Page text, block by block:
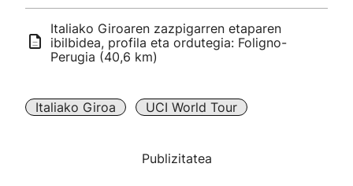
Italiako Giroaren zazpigarren etaparen
ibilbidea, profila eta ordutegia: Foligno-
Perugia (40,6 km)
Italiako Giroa UCI World Tour
Publizitatea